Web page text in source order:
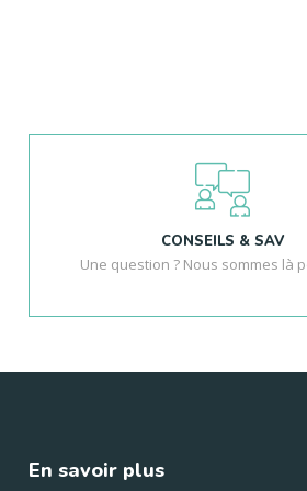
CONSEILS & SAV
Une question ? Nous sommes là
En savoir plus